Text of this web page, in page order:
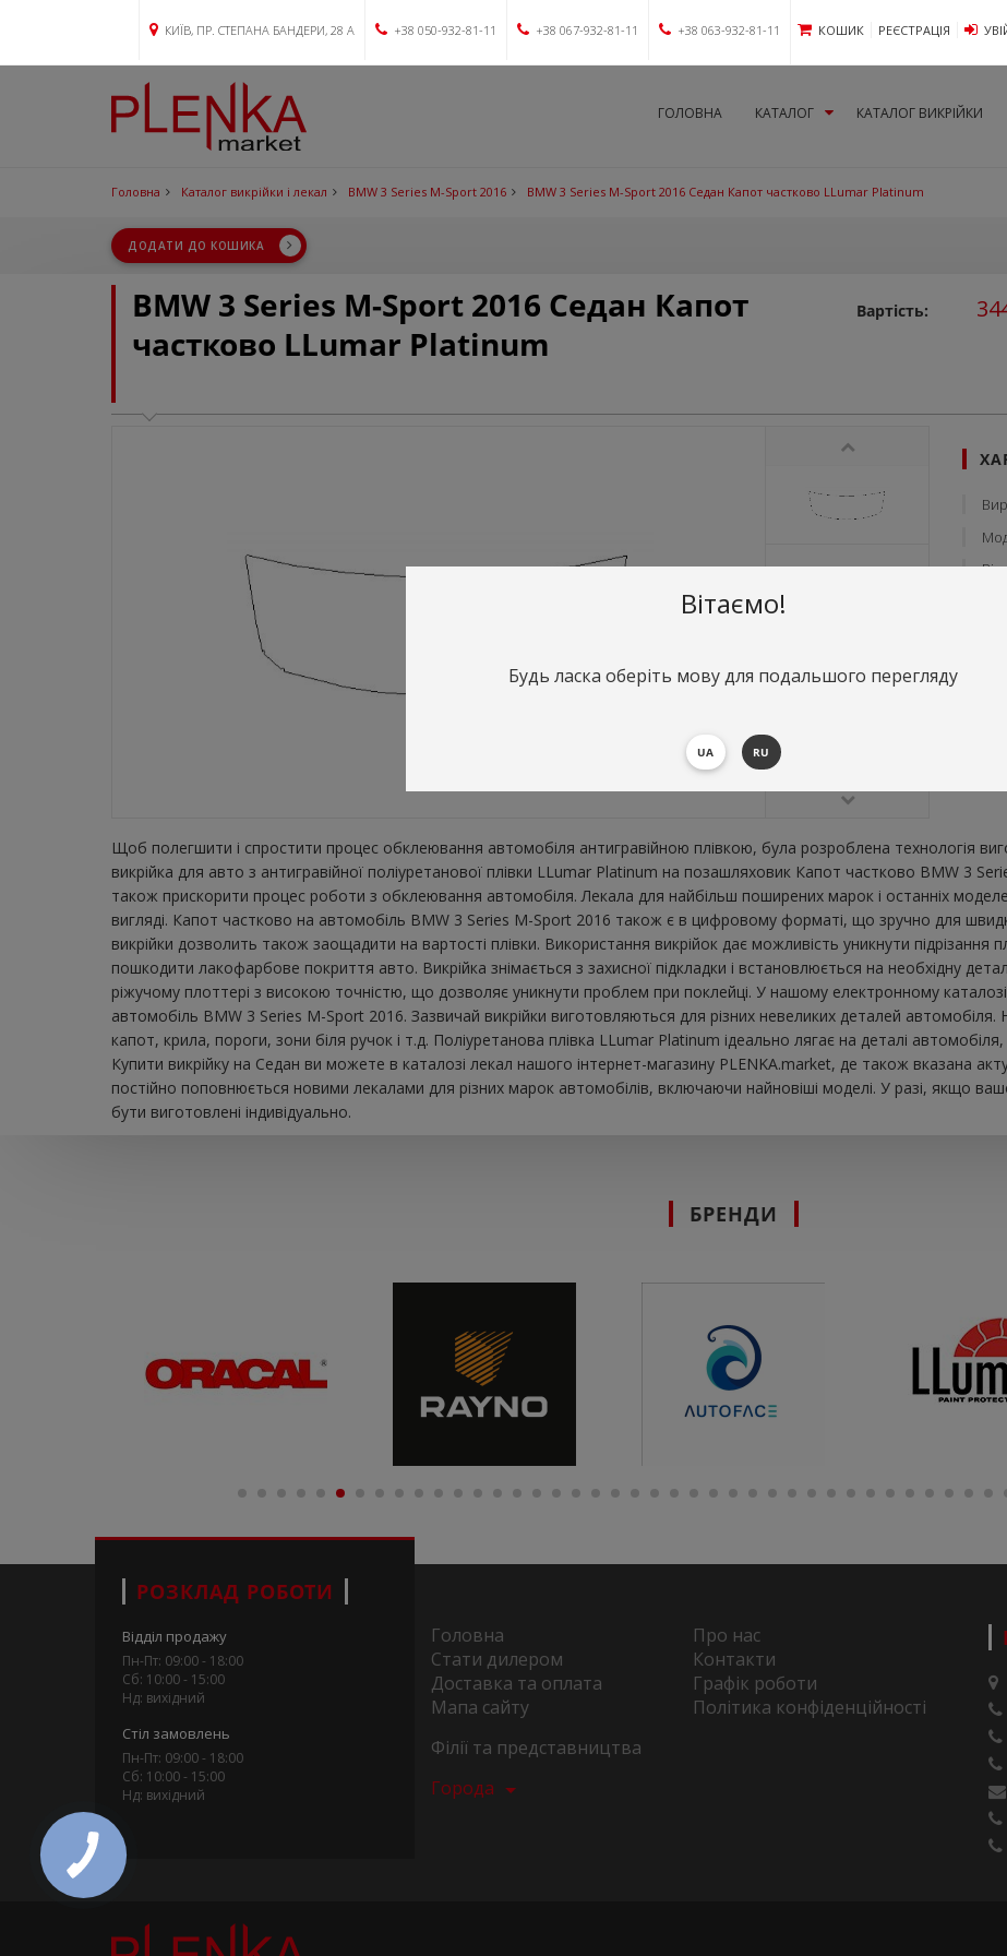
КИЇВ, ПР. СТЕПАНА БАНДЕРИ, 28 А +38 050-932-81-11 +38 067-932-81-11 +38 063-932-81-11 КОШИК РЕЄСТРАЦІЯ
ГОЛОВНА КАТАЛОГ КАТАЛОГ ВИКРІЙКИ
Головна Каталог викрійки і лекал BMW 3 Series M-Sport 2016 BMW 3 Series M-Sport 2016 Седан Капот частково LLumar Platinum
ДОДАТИ ДО КОШИКА
BMW 3 Series M-Sport 2016 Седан Капот
частково LLumar Platinum
Вартість:
Щоб полегшити і спростити процес обклеювання автомобіля антигравійною плівкою, була розроблена технологія
викрійка для авто з антигравійної поліуретанової плівки LLumar Platinum на позашляховик Капот частково BMW 3
також прискорити процес роботи з обклеювання автомобіля. Лекала для найбільш поширених марок і останніх
вигляді. Капот частково на автомобіль BMW 3 Series M-Sport 2016 також є в цифровому форматі, що зручно для
викрійки дозволить також заощадити на вартості плівки. Використання викрійок дає можливість уникнути
пошкодити лакофарбове покриття авто. Викрійка знімається з захисної підкладки і встановлюється на необхідну
ріжучому плоттері з високою точністю, що дозволяє уникнути проблем при поклейці. У нашому електронному
автомобіль BMW 3 Series M-Sport 2016. Зазвичай викрійки виготовляються для різних невеликих деталей автомобіля.
капот, крила, пороги, зони біля ручок і т.д. Поліуретанова плівка LLumar Platinum ідеально лягає на деталі
Купити викрійку на Седан ви можете в каталозі лекал нашого інтернет-магазину PLENKA.market, де також вказана
постійно поповнюється новими лекалами для різних марок автомобілів, включаючи найновіші моделі. У разі, якщо
бути виготовлені індивідуально.
БРЕНДИ
РОЗКЛАД РОБОТИ
Відділ продажу
Пн-Пт: 09:00 - 18:00
Сб: 10:00 - 15:00
Нд: вихідний
Стіл замовлень
Пн-Пт: 09:00 - 18:00
Сб: 10:00 - 15:00
Нд: вихідний
Головна
Про нас
Стати дилером
Контакти
Доставка та оплата
Графік роботи
Мапа сайту
Політика конфіденційності
Філії та представництва
Города
Вітаємо!
Будь ласка оберіть мову для подальшого перегляду
UA RU